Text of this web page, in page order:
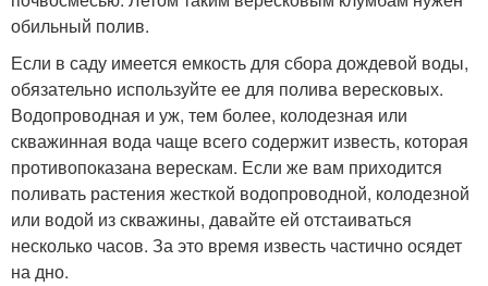
обильный полив.
Если в саду имеется емкость для сбора дождевой воды,
обязательно используйте ее для полива вересковых.
Водопроводная и уж, тем более, колодезная или
скважинная вода чаще всего содержит известь, которая
противопоказана верескам. Если же вам приходится
поливать растения жесткой водопроводной, колодезной
или водой из скважины, давайте ей отстаиваться
несколько часов. За это время известь частично осядет
на дно.